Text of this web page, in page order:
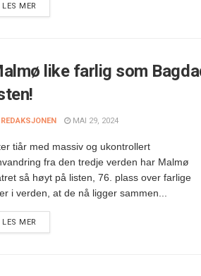
LES MER
like farlig som
REDAKSJONEN MAI 29, 2024
tiår med massiv og ukontrollert
fra den tredje verden har Malmø
så høyt på listen, 76. plass over farlige
i verden, at de nå ligger sammen...
LES MER